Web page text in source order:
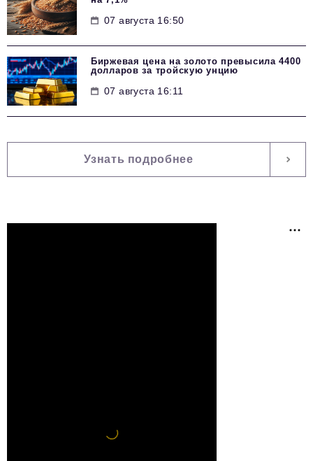
07 августа 16:50
Биржевая цена на золото превысила 4400
долларов за тройскую унцию
07 августа 16:11
Узнать подробнее